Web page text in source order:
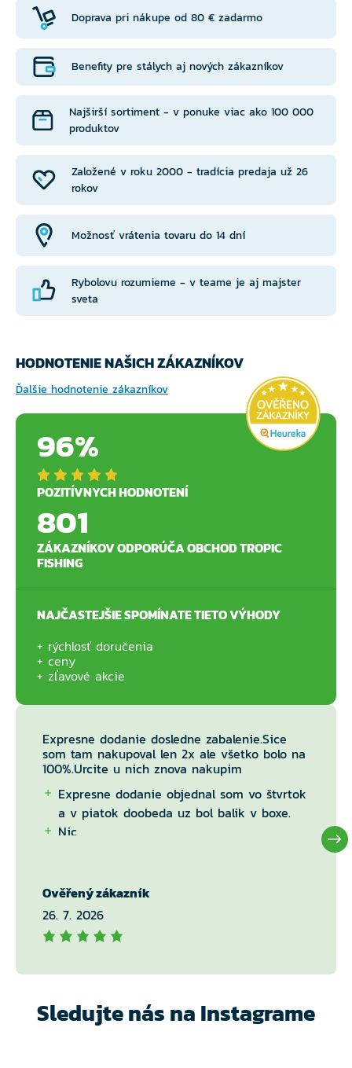
Doprava pri nákupe od 80 € zadarmo
Založené v roku 2000 - tradícia predaja už 26
rokov
Benefity pre stálych aj nových zákazníkov
Možnosť vrátenia tovaru do 14 dní
Najširší sortiment - v ponuke viac ako 100 000
produktov
Rybolovu rozumieme - v teame je aj majster
sveta
HODNOTENIE NAŠICH ZÁKAZNÍKOV
Ďalšie hodnotenie zákazníkov
96%
POZITÍVNYCH HODNOTENÍ
801
ZÁKAZNÍKOV ODPORÚČA OBCHOD TROPIC
FISHING
NAJČASTEJŠIE SPOMÍNATE TIETO VÝHODY
rýchlosť doručenia
ceny
zľavové akcie
Expresne dodanie dosledne zabalenie.Sice
som tam nakupoval len 2x ale všetko bolo na
100%.Urcite u nich znova nakupim
Expresne dodanie objednal som vo štvrtok
a v piatok doobeda uz bol balik v boxe.
Nic
Ověřený zákazník
26. 7. 2026
Sledujte nás na Instagrame